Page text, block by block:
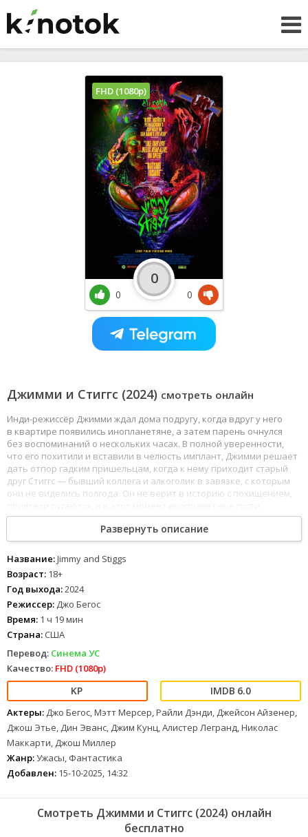
Джимми и Стиггс (2024) смотреть онлайн
Инди-режиссёр Джимми ждал дома подругу, когда вдруг у него
в квартире появились инопланетяне, а затем парень очнулся
без воспоминаний о нескольких часах. В полной уверенности,
что его похитили и вставили в челюсть имплант, Джимми решает
дать отпор гадким пришельцам, когда к нему приходит старый
друг Стиггс — бывший коллега и алкоголик в завязке, с которым
они не виделись полгода. Он не верит в историю с похищением,
заявляются снова. И намерения у них самые гнусные.
Развернуть описание
Название:Jimmy and Stiggs
Возраст: 18+
Год выхода:2024
Режиссер: Джо Бегос
Время: 1 ч 19 мин
Страна: США
Перевод: Синема УС
Качество: FHD (1080p)
6.0
Актеры: Джо Бегос, Мэтт Мерсер, Райли Дэнди, Джейсон Айзенер,
Джош Этье, Дин Эванс, Джим Кунц, Алистер Легранд, Николас
Маккарти, Джош Миллер
Жанр:Ужасы, Фантастика
Добавлен: 15-10-2025, 14:32
FHD (1080p)
0
0
0
Смотреть Джимми и Стиггс (2024) онлайн
бесплатно